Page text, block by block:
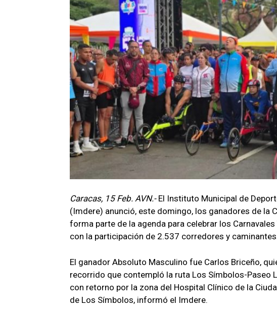
Caracas, 15 Feb. AVN.- El Instituto Municipal de
(Imdere) anunció, este domingo, los ganadores de la
forma parte de la agenda para celebrar los
con la participación de 2.537 corredores y caminantes.
El ganador Absoluto Masculino fue Carlos Briceño,
recorrido que contempló la ruta Los Símbolos-Paseo
con retorno por la zona del Hospital Clínico de la
de Los Símbolos, informó el Imdere.